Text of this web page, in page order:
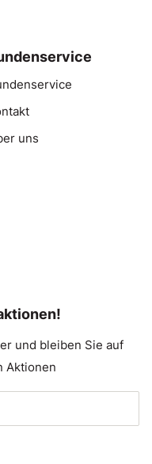
uns
und bleiben Sie auf
Aktionen